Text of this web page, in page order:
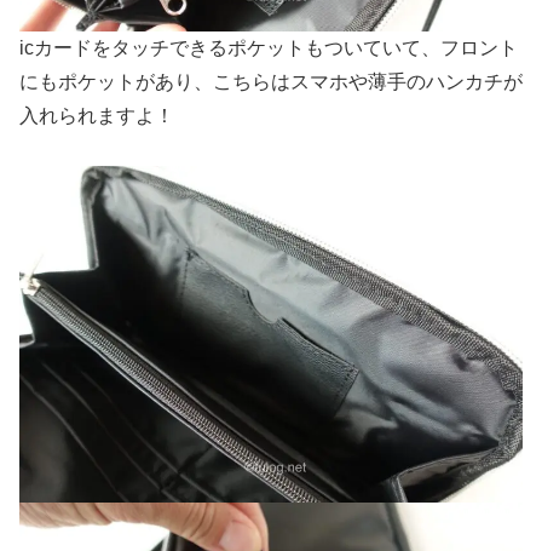
icカードをタッチできるポケットもついていて、フロント
にもポケットがあり、こちらはスマホや薄手のハンカチが
入れられますよ！